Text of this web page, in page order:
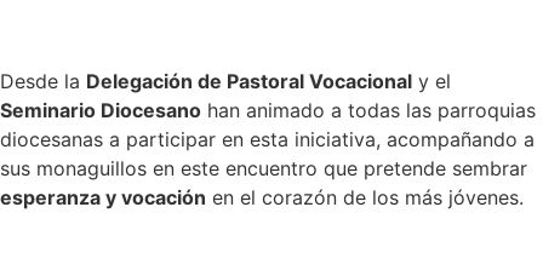
Desde la Delegación de Pastoral Vocacional y el
Seminario Diocesano han animado a todas las parroquias
diocesanas a participar en esta iniciativa, acompañando a
sus monaguillos en este encuentro que pretende sembrar
esperanza y vocación en el corazón de los más jóvenes.